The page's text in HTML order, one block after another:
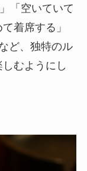
「空いていて
着席する」
ど、独特のル
むようにし